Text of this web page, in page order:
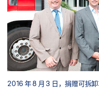
2016 年 8 月 3 日，捐赠可拆